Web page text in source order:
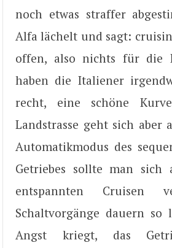
noch etwas straffer
Alfa lächelt und sagt:
offen, also nichts für die
haben die Italiener
recht, eine schöne
Landstrasse geht sich aber
Automatikmodus des
Getriebes sollte man sich
entspannten Cruisen
Schaltvorgänge dauern so
Angst kriegt, das